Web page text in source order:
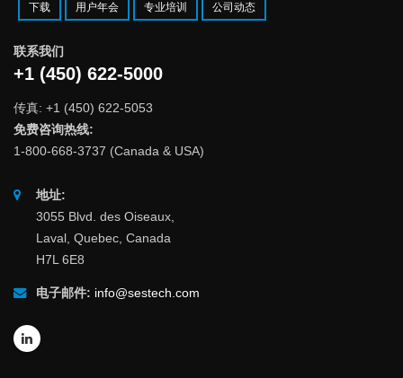
下载 用户年会 专业培训 公司动态
联系我们
+1 (450) 622-5000
传真: +1 (450) 622-5053
免费咨询热线:
1-800-668-3737 (Canada & USA)
地址:
3055 Blvd. des Oiseaux,
Laval, Quebec, Canada
H7L 6E8
电子邮件: info@sestech.com